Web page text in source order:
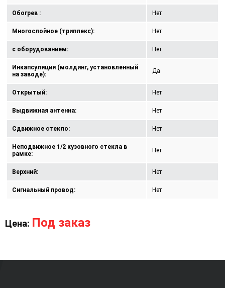
Обогрев : Нет
Многослойное (триплекс): Нет
с оборудованием: Нет
Инкапсуляция (молдинг, установленный
на заводе):
Да
Открытый: Нет
Выдвижная антенна: Нет
Сдвижное стекло: Нет
Неподвижное 1/2 кузовного стекла в
рамке:
Нет
Верхний: Нет
Сигнальный провод: Нет
Цена: Под заказ